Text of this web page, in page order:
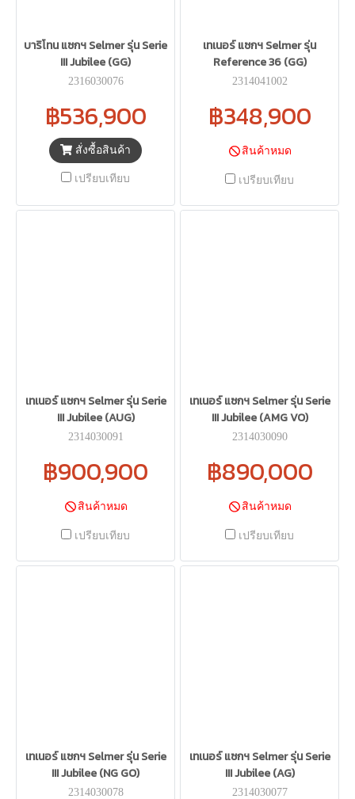
บาริโทน แซกฯ Selmer รุ่น Serie
III Jubilee (GG)
2316030076
฿536,900
สั่งซื้อสินค้า
เปรียบเทียบ
เทเนอร์ แซกฯ Selmer รุ่น
Reference 36 (GG)
2314041002
฿348,900
สินค้าหมด
เปรียบเทียบ
เทเนอร์ แซกฯ Selmer รุ่น Serie
III Jubilee (AUG)
2314030091
฿900,900
สินค้าหมด
เปรียบเทียบ
เทเนอร์ แซกฯ Selmer รุ่น Serie
III Jubilee (AMG VO)
2314030090
฿890,000
สินค้าหมด
เปรียบเทียบ
เทเนอร์ แซกฯ Selmer รุ่น Serie
III Jubilee (NG GO)
2314030078
เทเนอร์ แซกฯ Selmer รุ่น Serie
III Jubilee (AG)
2314030077